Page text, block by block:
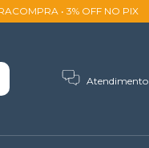
• 3% OFF NO PIX
Atendimento